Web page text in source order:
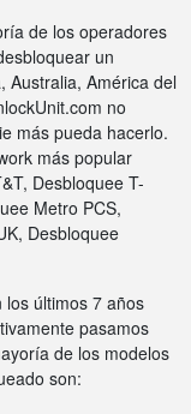
de los operadores
un
Australia, América del
no
más pueda hacerlo.
más popular
Desbloquee T-
Metro PCS,
Desbloquee
los últimos 7 años
pasamos
de los modelos
son: